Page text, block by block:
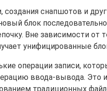
создания снапшотов и
блок
Вне зависимости от
унифицированные
операции записи,
ввода-вывода. Это
традиционных